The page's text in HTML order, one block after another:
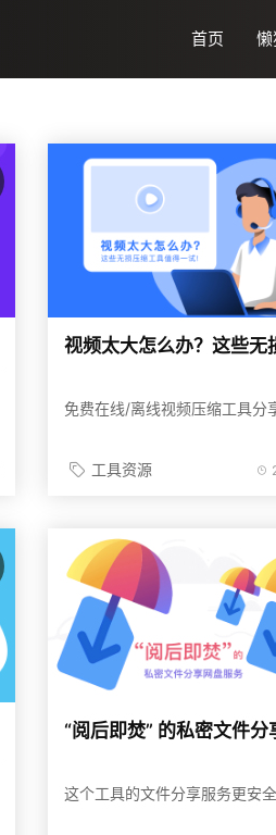
首页
免费在线/离线视频压缩工具分
工具资源
这个工具的文件分享服务更安